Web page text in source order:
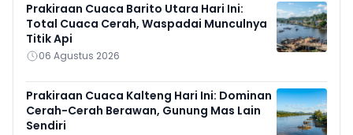
Prakiraan Cuaca Barito Utara Hari Ini:
Total Cuaca Cerah, Waspadai Munculnya
Titik Api
06 Agustus 2026
Prakiraan Cuaca Kalteng Hari Ini: Dominan
Cerah-Cerah Berawan, Gunung Mas Lain
Sendiri